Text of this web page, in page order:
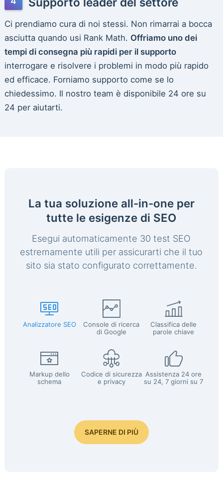
Ci prendiamo cura di noi stessi. Non rimarrai a bocca
asciutta quando usi Rank Math. Offriamo uno dei
tempi di consegna più rapidi per il supporto
interrogare e risolvere i problemi in modo più rapido
ed efficace. Forniamo supporto come se lo
chiedessimo. Il nostro team è disponibile 24 ore su
24 per aiutarti.
La tua soluzione all-in-one per
tutte le esigenze di SEO
Esegui automaticamente 30 test SEO
estremamente utili per assicurarti che il tuo
sito sia stato configurato correttamente.
Analizzatore SEO
Console di ricerca
di Google
Classifica delle
parole chiave
Markup dello
schema
Codice di sicurezza
e privacy
Assistenza 24 ore
su 24, 7 giorni su 7
SAPERNE DI PIÙ